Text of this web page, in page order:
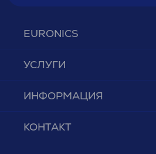
EURONICS
УСЛУГИ
ИНФОРМАЦИЯ
КОНТАКТ